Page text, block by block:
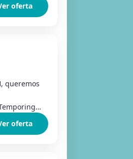
oferta
queremos
oferta